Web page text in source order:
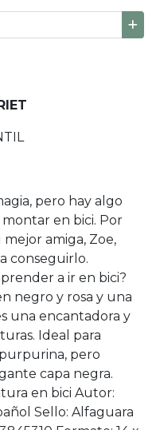
pero hay algo
en bici. Por
amiga, Zoe,
conseguirlo.
a ir en bici?
negro y rosa y una
una encantadora y
Ideal para
pero
capa negra.
en bici Autor:
Sello: Alfaguara